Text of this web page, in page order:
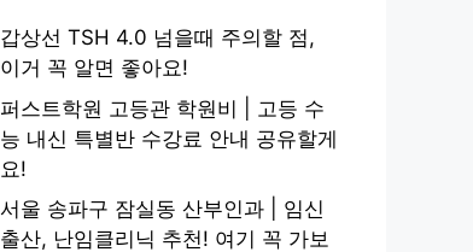
갑상선 TSH 4.0 넘을때 주의할 점,
이거 꼭 알면 좋아요!
퍼스트학원 고등관 학원비 | 고등 수
능 내신 특별반 수강료 안내 공유할게
요!
서울 송파구 잠실동 산부인과 | 임신
출산, 난임클리닉 추천! 여기 꼭 가보